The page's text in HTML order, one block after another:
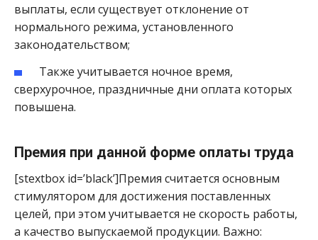
выплаты, если существует отклонение от
нормального режима, установленного
законодательством;
Также учитывается ночное время,
сверхурочное, праздничные дни оплата которых
повышена.
Премия при данной форме оплаты труда
[stextbox id=’black’]Премия считается основным
стимулятором для достижения поставленных
целей, при этом учитывается не скорость работы,
а качество выпускаемой продукции. Важно: